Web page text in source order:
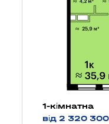
1-кімнатна
від 2 320